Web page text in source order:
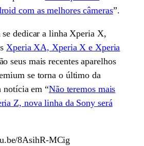
com as melhores câmeras”.
dedicar a linha Xperia X,
Xperia XA, Xperia X e Xperia
seus mais recentes aparelhos
se torna o último da
notícia em “Não teremos mais
Z, nova linha da Sony será
8AsihR-MCig